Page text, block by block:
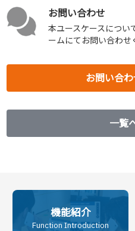
お問い合わせ
本ユースケースについ
ームにてお問い合わせ
お問い合
一覧
機能紹介
Function Introduction